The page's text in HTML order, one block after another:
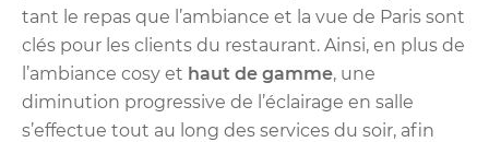
tant le repas que l’ambiance et la vue de Paris sont
clés pour les clients du restaurant. Ainsi, en plus de
l’ambiance cosy et haut de gamme, une
diminution progressive de l’éclairage en salle
s’effectue tout au long des services du soir, afin